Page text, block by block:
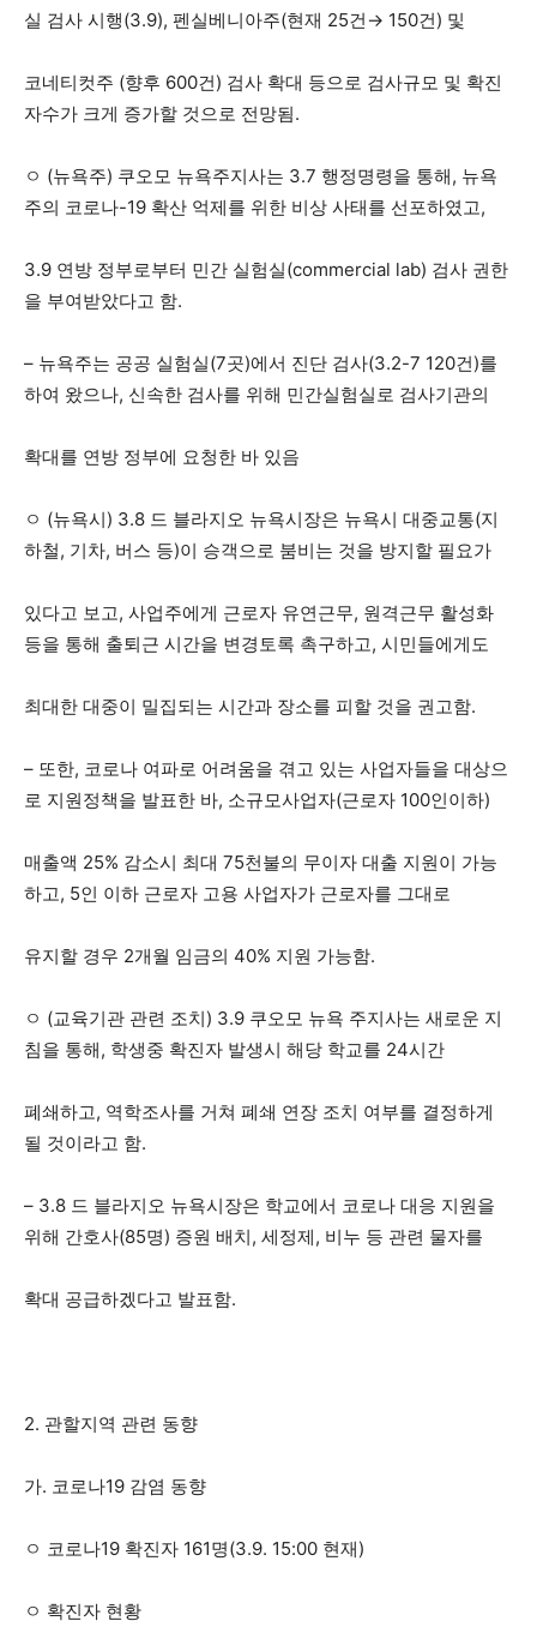
(PA/NJ/DE)
실 검사 시행(3.9), 펜실베니아주(현재 25건→ 150건) 및
코네티컷주 (향후 600건) 검사 확대 등으로 검사규모 및 확진
자수가 크게 증가할 것으로 전망됨.
ㅇ (뉴욕주) 쿠오모 뉴욕주지사는 3.7 행정명령을 통해, 뉴욕
주의 코로나-19 확산 억제를 위한 비상 사태를 선포하였고,
3.9 연방 정부로부터 민간 실험실(commercial lab) 검사 권한
을 부여받았다고 함.
– 뉴욕주는 공공 실험실(7곳)에서 진단 검사(3.2-7 120건)를
하여 왔으나, 신속한 검사를 위해 민간실험실로 검사기관의
확대를 연방 정부에 요청한 바 있음
ㅇ (뉴욕시) 3.8 드 블라지오 뉴욕시장은 뉴욕시 대중교통(지
하철, 기차, 버스 등)이 승객으로 붐비는 것을 방지할 필요가
있다고 보고, 사업주에게 근로자 유연근무, 원격근무 활성화
등을 통해 출퇴근 시간을 변경토록 촉구하고, 시민들에게도
최대한 대중이 밀집되는 시간과 장소를 피할 것을 권고함.
– 또한, 코로나 여파로 어려움을 겪고 있는 사업자들을 대상으
로 지원정책을 발표한 바, 소규모사업자(근로자 100인이하)
매출액 25% 감소시 최대 75천불의 무이자 대출 지원이 가능
하고, 5인 이하 근로자 고용 사업자가 근로자를 그대로
유지할 경우 2개월 임금의 40% 지원 가능함.
ㅇ (교육기관 관련 조치) 3.9 쿠오모 뉴욕 주지사는 새로운 지
침을 통해, 학생중 확진자 발생시 해당 학교를 24시간
폐쇄하고, 역학조사를 거쳐 폐쇄 연장 조치 여부를 결정하게
될 것이라고 함.
– 3.8 드 블라지오 뉴욕시장은 학교에서 코로나 대응 지원을
위해 간호사(85명) 증원 배치, 세정제, 비누 등 관련 물자를
확대 공급하겠다고 발표함.
2. 관할지역 관련 동향
가. 코로나19 감염 동향
ㅇ 코로나19 확진자 161명(3.9. 15:00 현재)
ㅇ 확진자 현황